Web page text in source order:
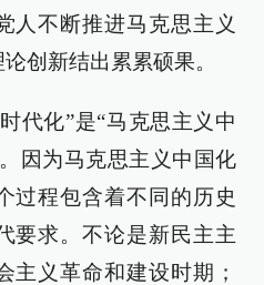
人不断推进马克思主义
创新结出累累硕果。
代化”是“马克思主义中
因为马克思主义中国化
过程包含着不同的历史
要求。不论是新民主主
主义革命和建设时期；